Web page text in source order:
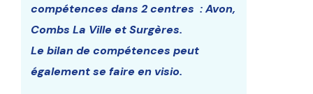
compétences dans 2 centres : Avon,
Combs La Ville et Surgères.
Le bilan de compétences peut
également se faire en visio.